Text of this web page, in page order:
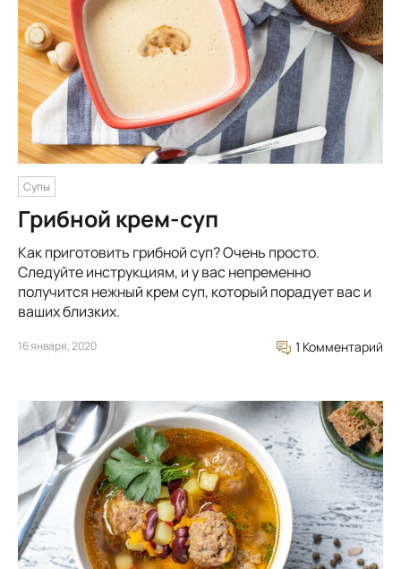
Супы
Грибной крем-суп
Как приготовить грибной суп? Очень просто.
Следуйте инструкциям, и у вас непременно
получится нежный крем суп, который порадует вас и
ваших близких.
16 января, 2020 1 Комментарий